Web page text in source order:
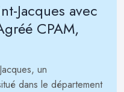
Jacques avec
CPAM,
un
dans le département